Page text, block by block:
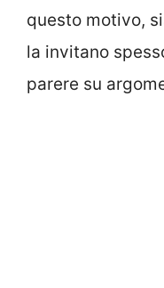
questo motivo,
la invitano
parere su